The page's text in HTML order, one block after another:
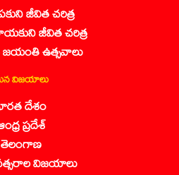
జీవిత చరిత్ర
జీవిత చరిత్ర
జయంతి ఉత్సవాలు
విజయాలు
దేశం
ప్రదేశ్
తెలంగాణ
విజయాలు